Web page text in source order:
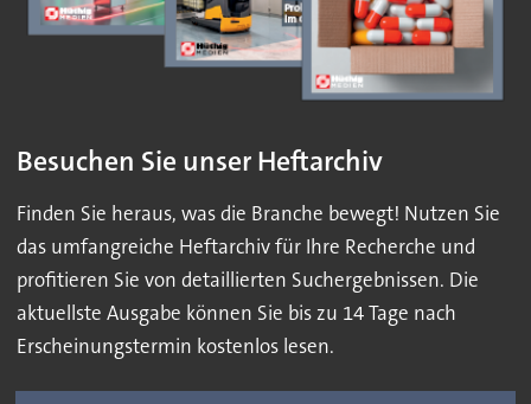
Besuchen Sie unser Heftarchiv
Finden Sie heraus, was die Branche bewegt! Nutzen Sie
das umfangreiche Heftarchiv für Ihre Recherche und
profitieren Sie von detaillierten Suchergebnissen. Die
aktuellste Ausgabe können Sie bis zu 14 Tage nach
Erscheinungstermin kostenlos lesen.